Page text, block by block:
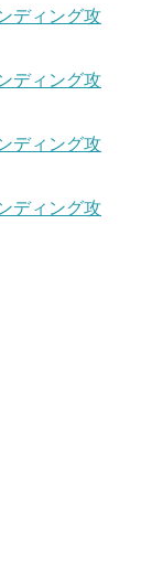
ディング攻
ディング攻
ディング攻
ディング攻